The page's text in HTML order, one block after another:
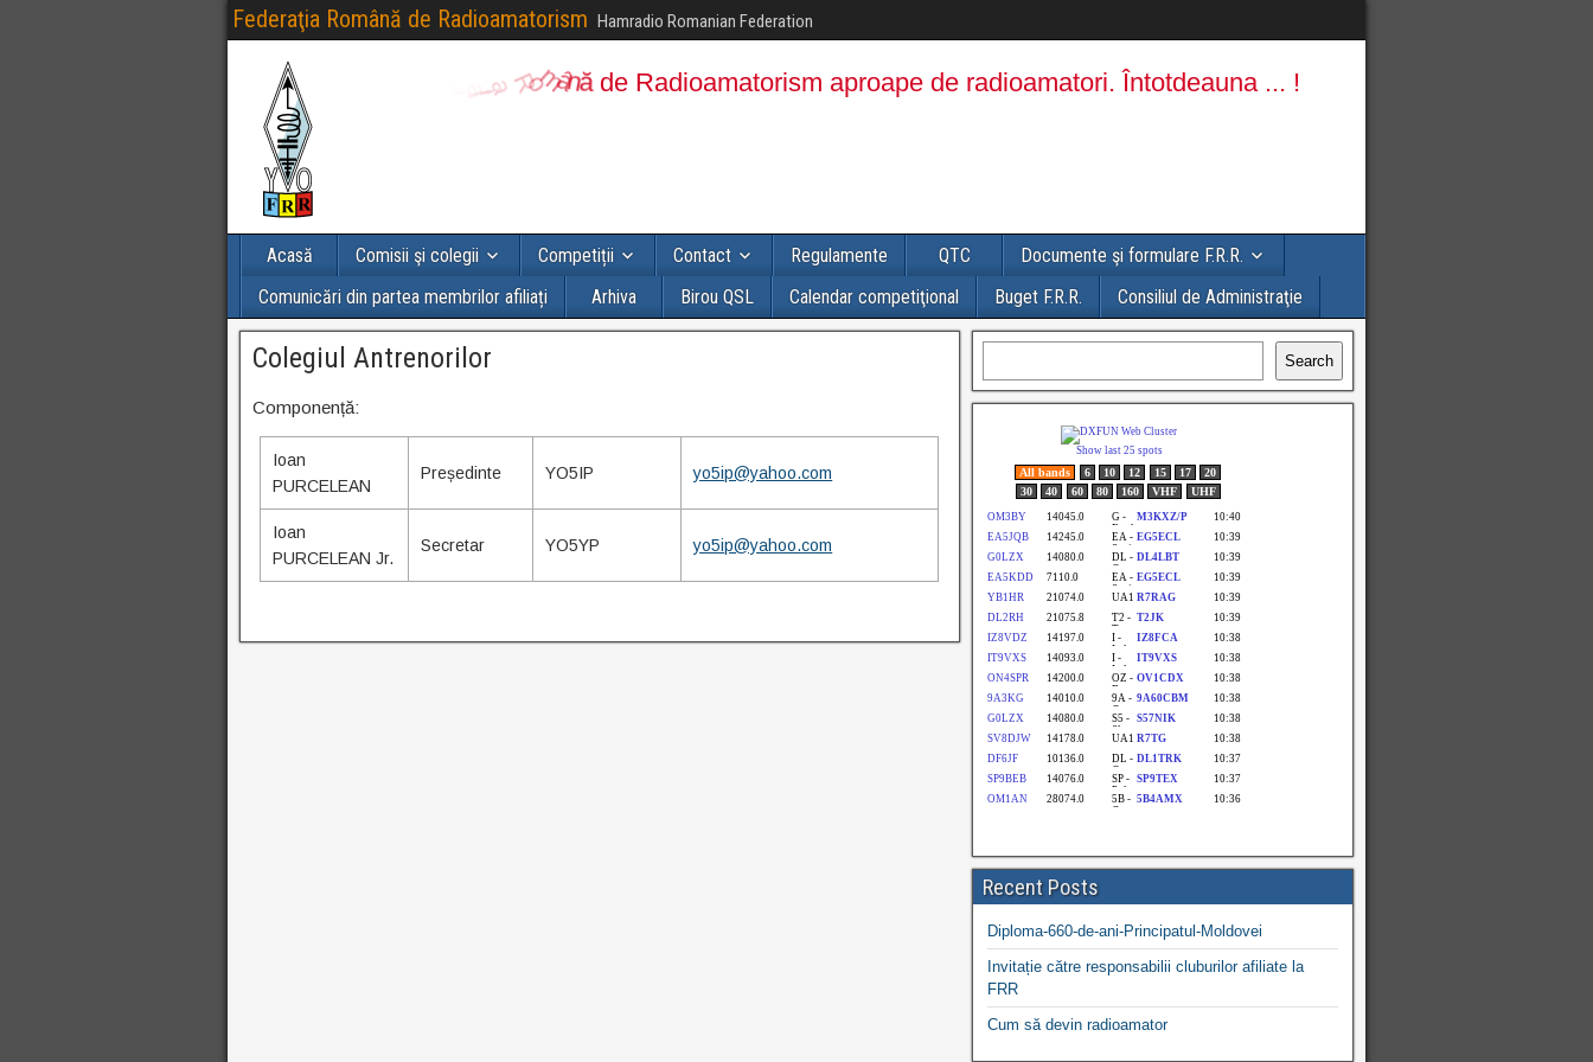
Federaţia Română de Radioamatorism Hamradio Romanian Federation
Acasă Comisii şi colegii Competiții Contact Regulamente QTC
Documente şi formulare F.R.R.
Comunicări din partea membrilor afiliați
Arhiva Birou QSL Calendar competiţional Buget F.R.R. Consiliul de Administraţie
Colegiul Antrenorilor
Componență:
Ioan
PURCELEAN
Președinte YO5IP yo5ip@yahoo.com
Ioan
PURCELEAN Jr.
Secretar YO5YP yo5ip@yahoo.com
Search
Recent Posts
Diploma-660-de-ani-Principatul-Moldovei
Invitație către responsabilii cluburilor afiliate la
FRR
Cum să devin radioamator